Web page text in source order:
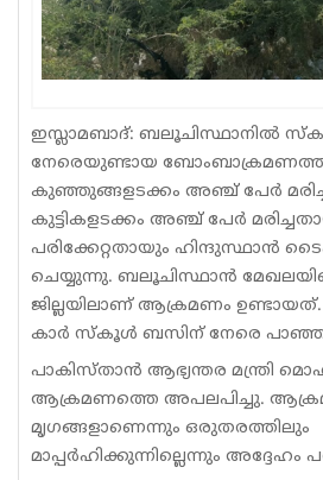
Classifieds
Law
ഇസ്ലാമബാദ്: ബലൂചിസ്ഥാനിൽ
നേരെയുണ്ടായ
കുഞ്ഞുങ്ങളടക്കം അഞ്ച് പേർ
കുട്ടികളടക്കം അഞ്ച് പേർ
പരിക്കേറ്റതായും ഹിന്ദുസ്ഥാൻ
ചെയ്യുന്നു. ബലൂചിസ്ഥാൻ
ജില്ലയിലാണ് ആക്രമണം
കാർ സ്‌കൂൾ ബസിന് നേരെ
പാകിസ്താൻ ആഭ്യന്തര മന്ത്രി
ആക്രമണത്തെ അപലപിച്ചു.
മൃഗങ്ങളാണെന്നും ഒരുതരത്തിലും
മാപ്പർഹിക്കുന്നില്ലെന്നും